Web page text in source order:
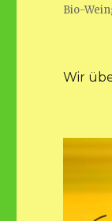
Bio-
Wir